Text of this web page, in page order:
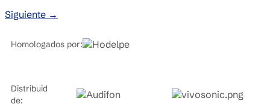
Siguiente →
Homologados por:
Distribuidores
de: